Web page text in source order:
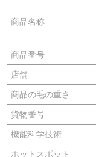
商品名称
商品番号
店舗
商品の毛の重さ
貨物番号
機能科学技術
ホットスポット